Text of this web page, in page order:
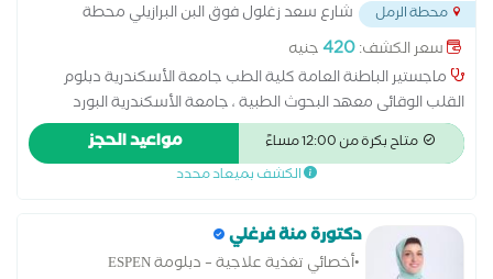
محطة الرمل
شارع سعد زغلول فوق البن البرازيلي محطة
الرمل...
سعر الكشف:420جنيه
ماجستير الباطنة العامة كلية الطب جامعة الأسكندرية دبلوم
القلب الوقائى معهد البحوث الطبية ، جامعة الأسكندرية البورد
الأوروبي في التغذية الإكلينيكية و العلاجية ESPEN دبلوم مكافحة
العدوي دبلوم إدارة المستشفيات دبلوم جودة إدارة الرعاية الصحية
أكاديمية السادات للعلوم الإدارية
متاح بكرة من 12:00 مساءً مواعيد الحجز
الكشف بميعاد محدد
دكتورة منة فرغلي
•أخصائي تغذية علاجية – دبلومة ESPEN